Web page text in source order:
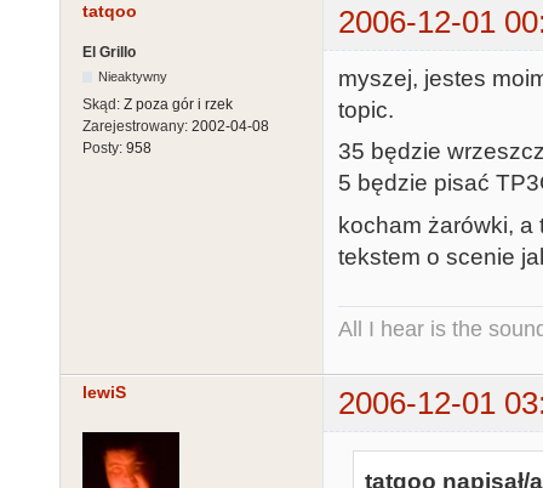
tatqoo 2006-12-01
El Grillo
Nieaktywny
Skąd: Z poza gór i rzek
Zarejestrowany: 2002-04-08
Posty: 958
myszej, jestes
topic.
35 będzie
5 będzie pisać
kocham żarówki, a
tekstem o scenie
All I hear is the
lewiS 2006-12-01
tatqoo napisał/